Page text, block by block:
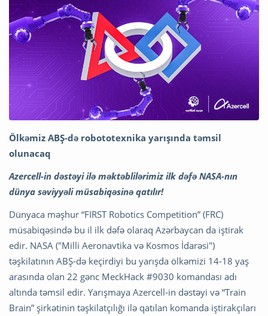
Ölkəmiz ABŞ-də robototexnika yarışında təmsil
olunacaq
Azercell-in dəstəyi ilə məktəblilərimiz ilk dəfə NASA-nın
dünya səviyyəli müsabiqəsinə qatılır!
Dünyaca məşhur “FIRST Robotics Competition” (FRC)
müsabiqəsində bu il ilk dəfə olaraq Azərbaycan da iştirak
edir. NASA ("Milli Aeronavtika və Kosmos İdarəsi")
təşkilatının ABŞ-də keçirdiyi bu yarışda ölkəmizi 14-18 yaş
arasında olan 22 gənc MeckHack #9030 komandası adı
altında təmsil edir. Yarışmaya Azercell-in dəstəyi və “Train
Brain” şirkətinin təşkilatçılığı ilə qatılan komanda iştirakçıları